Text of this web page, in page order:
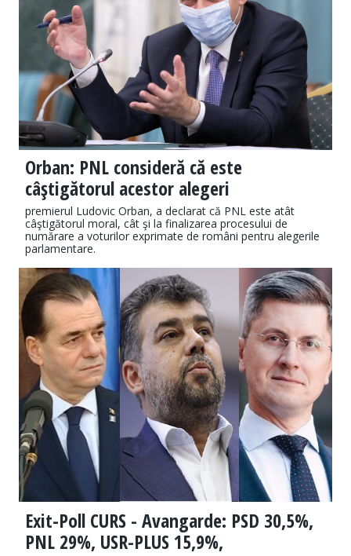
Orban: PNL consideră că este
câştigătorul acestor alegeri
premierul Ludovic Orban, a declarat că PNL este atât
câştigătorul moral, cât şi la finalizarea procesului de
numărare a voturilor exprimate de români pentru alegerile
parlamentare.
Exit-Poll CURS - Avangarde: PSD 30,5%,
PNL 29%, USR-PLUS 15,9%,